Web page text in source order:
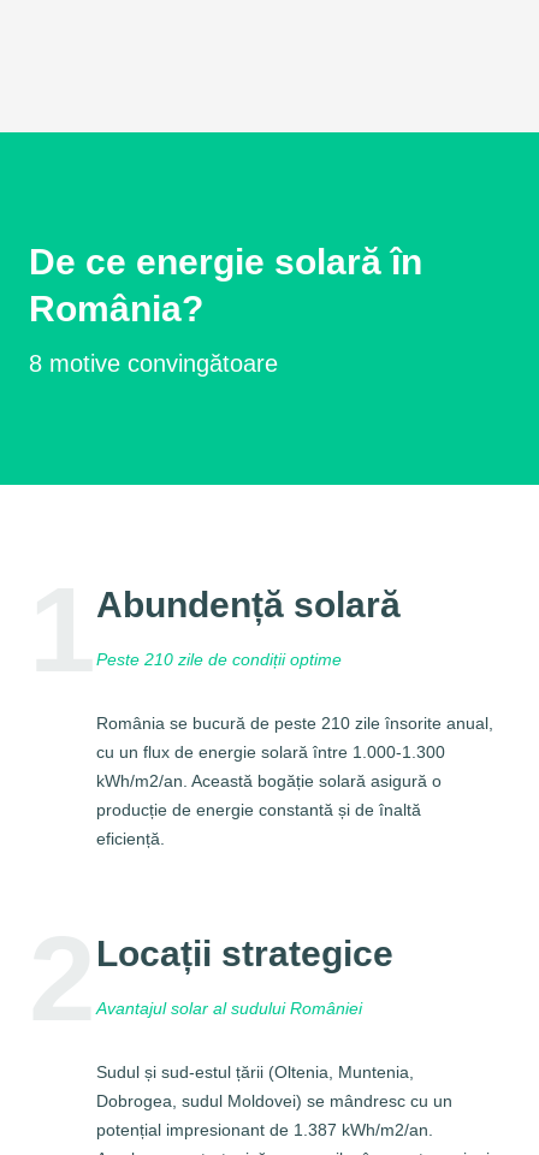
De ce energie solară în
România?
8 motive convingătoare
1Abundență solară
Peste 210 zile de condiții optime
România se bucură de peste 210 zile însorite anual,
cu un flux de energie solară între 1.000-1.300
kWh/m2/an. Această bogăție solară asigură o
producție de energie constantă și de înaltă
eficiență.
2Locații strategice
Avantajul solar al sudului României
Sudul și sud-estul țării (Oltenia, Muntenia,
Dobrogea, sudul Moldovei) se mândresc cu un
potențial impresionant de 1.387 kWh/m2/an.